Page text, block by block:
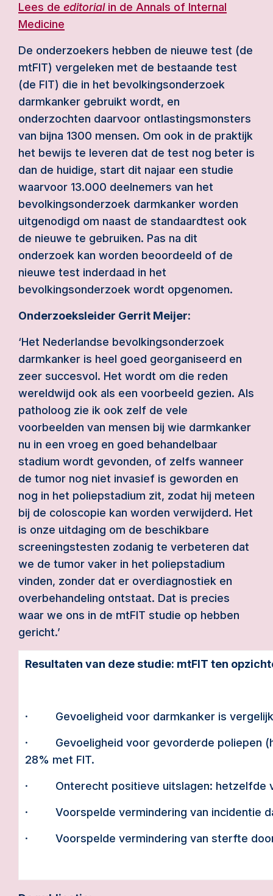
Lees de editorialin de Annals of Internal
Medicine
De onderzoekers hebben de nieuwe test (de
mtFIT) vergeleken met de bestaande test
(de FIT) die in het bevolkingsonderzoek
darmkanker gebruikt wordt, en
onderzochten daarvoor ontlastingsmonsters
van bijna 1300 mensen. Om ook in de praktijk
het bewijs te leveren dat de test nog beter is
dan de huidige, start dit najaar een studie
waarvoor 13.000 deelnemers van het
bevolkingsonderzoek darmkanker worden
uitgenodigd om naast de standaardtest ook
de nieuwe te gebruiken. Pas na dit
onderzoek kan worden beoordeeld of de
nieuwe test inderdaad in het
bevolkingsonderzoek wordt opgenomen.
Onderzoeksleider Gerrit Meijer:
‘Het Nederlandse bevolkingsonderzoek
darmkanker is heel goed georganiseerd en
zeer succesvol. Het wordt om die reden
wereldwijd ook als een voorbeeld gezien. Als
patholoog zie ik ook zelf de vele
voorbeelden van mensen bij wie darmkanker
nu in een vroeg en goed behandelbaar
stadium wordt gevonden, of zelfs wanneer
de tumor nog niet invasief is geworden en
nog in het poliepstadium zit, zodat hij meteen
bij de coloscopie kan worden verwijderd. Het
is onze uitdaging om de beschikbare
screeningstesten zodanig te verbeteren dat
we de tumor vaker in het poliepstadium
vinden, zonder dat er overdiagnostiek en
overbehandeling ontstaat. Dat is precies
waar we ons in de mtFIT studie op hebben
gericht.’
Resultaten van deze studie: mtFIT ten
· Gevoeligheid voor darmkanker is
· Gevoeligheid voor gevorderde poliepen
28% met FIT.
· Onterecht positieve uitslagen: hetzelfde
· Voorspelde vermindering van incidentie
· Voorspelde vermindering van sterfte door